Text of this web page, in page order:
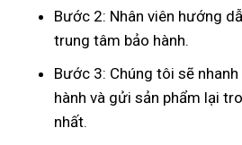
Bước 2: Nhân viên hướng
trung tâm bảo hành.
Bước 3: Chúng tôi sẽ
hành và gửi sản phẩm lại
nhất.